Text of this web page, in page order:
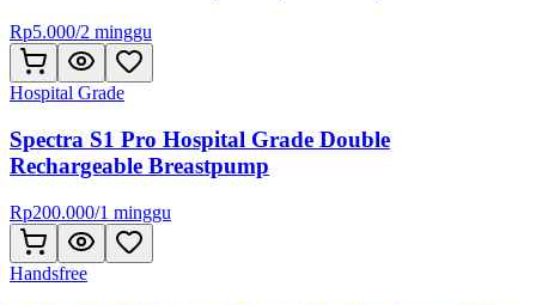
Rp5.000/2 minggu
Hospital Grade
Spectra S1 Pro Hospital Grade Double
Rechargeable Breastpump
Rp200.000/1 minggu
Handsfree